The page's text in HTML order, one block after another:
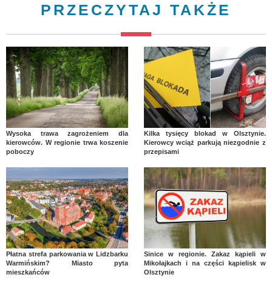
PRZECZYTAJ TAKŻE
Wysoka trawa zagrożeniem dla
kierowców. W regionie trwa koszenie
poboczy
Kilka tysięcy blokad w Olsztynie.
Kierowcy wciąż parkują niezgodnie z
przepisami
Płatna strefa parkowania w Lidzbarku
Warmińskim? Miasto pyta
mieszkańców
Sinice w regionie. Zakaz kąpieli w
Mikołajkach i na części kąpielisk w
Olsztynie